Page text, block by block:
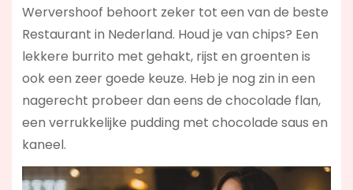
Wervershoof behoort zeker tot een van de beste
Restaurant in Nederland. Houd je van chips? Een
lekkere burrito met gehakt, rijst en groenten is
ook een zeer goede keuze. Heb je nog zin in een
nagerecht probeer dan eens de chocolade flan,
een verrukkelijke pudding met chocolade saus en
kaneel.